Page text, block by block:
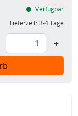
Verfügbar
Lieferzeit:3-4 Tage
+